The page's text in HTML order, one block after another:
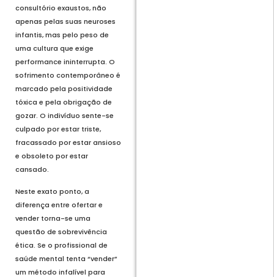
consultório exaustos, não
apenas pelas suas neuroses
infantis, mas pelo peso de
uma cultura que exige
performance ininterrupta. O
sofrimento contemporâneo é
marcado pela positividade
tóxica e pela obrigação de
gozar. O indivíduo sente-se
culpado por estar triste,
fracassado por estar ansioso
e obsoleto por estar
cansado.
Neste exato ponto, a
diferença entre ofertar e
vender torna-se uma
questão de sobrevivência
ética. Se o profissional de
saúde mental tenta “vender”
um método infalível para